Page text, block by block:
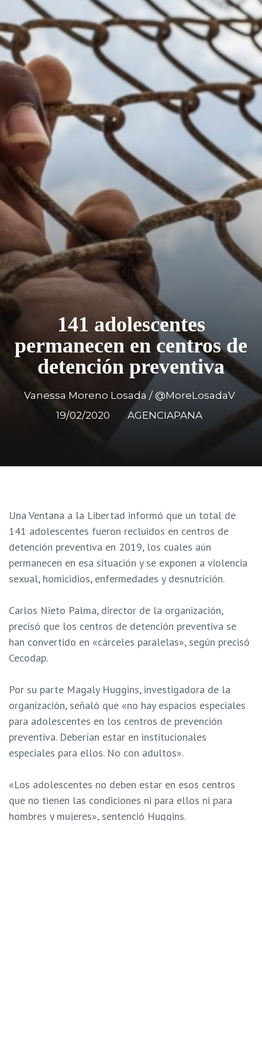
141 adolescentes
permanecen en centros de
detención preventiva
Vanessa Moreno Losada / @MoreLosadaV
19/02/2020 AGENCIAPANA
Una Ventana a la Libertad informó que un total de
141 adolescentes fueron recluidos en centros de
detención preventiva en 2019, los cuales aún
permanecen en esa situación y se exponen a violencia
sexual, homicidios, enfermedades y desnutrición.
Carlos Nieto Palma, director de la organización,
precisó que los centros de detención preventiva se
han convertido en «cárceles paralelas», según precisó
Cecodap.
Por su parte Magaly Huggins, investigadora de la
organización, señaló que «no hay espacios especiales
para adolescentes en los centros de prevención
preventiva. Deberían estar en institucionales
especiales para ellos. No con adultos».
«Los adolescentes no deben estar en esos centros
que no tienen las condiciones ni para ellos ni para
hombres y mujeres», sentenció Huggins.